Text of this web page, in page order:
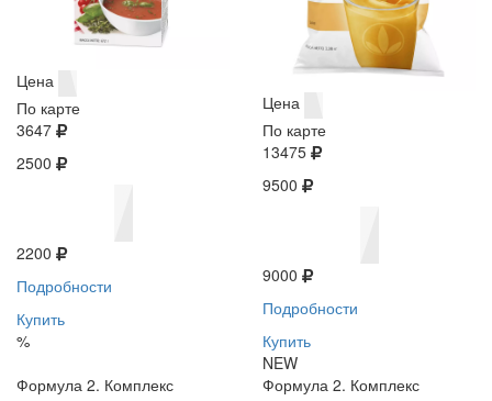
Цена
По карте
3647
2500
2200
Подробности
Купить
%
Цена
По карте
13475
9500
9000
Подробности
Купить
NEW
Формула 2. Комплекс
Формула 2. Комплекс